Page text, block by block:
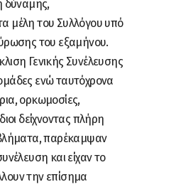
δύναμης,
μέλη του Συλλόγου υπό
του εξαμήνου.
Γενικής Συνέλευσης
ενώ ταυτόχρονα
ορκωμοσίες,
δείχνοντας πλήρη
παρέκαμψαν
και είχαν το
την επίσημα